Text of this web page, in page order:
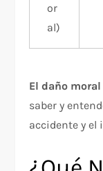
or
al)
El daño
saber y
accidente y el